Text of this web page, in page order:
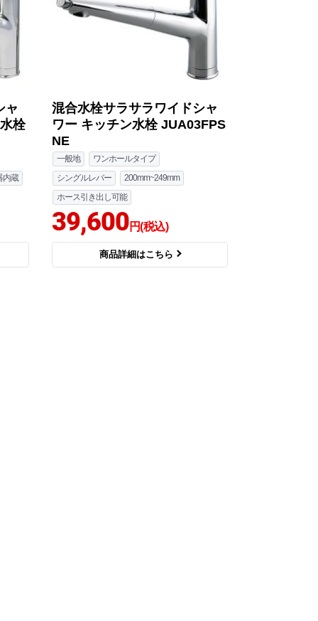
ャ
栓
内蔵
混合水栓サラサラワイドシャ
ワー キッチン水栓 JUA03FPS
NE
一般地
ワンホールタイプ
シングルレバー
200mm~249mm
ホース引き出し可能
39,600円(税込)
商品詳細はこちら